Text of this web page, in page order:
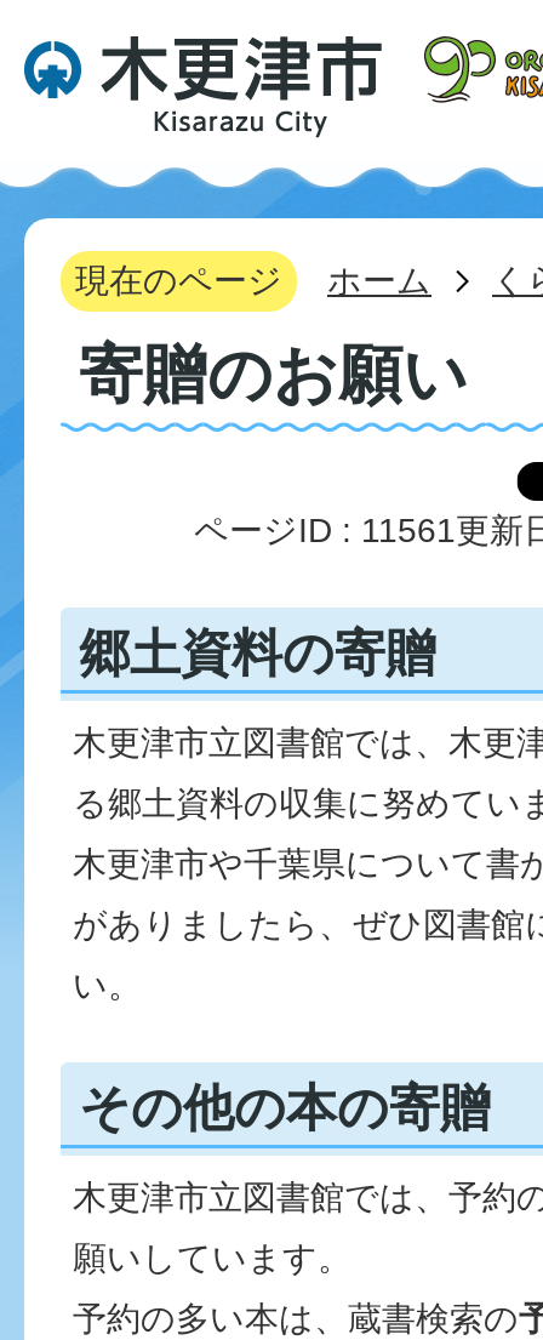
現在のページ ホーム く
寄贈のお願い
ページID : 11561更新
郷土資料の寄贈
木更津市立図書館では、木更
る郷土資料の収集に努めてい
木更津市や千葉県について書
がありましたら、ぜひ図書館
い。
その他の本の寄贈
木更津市立図書館では、予約
願いしています。
予約の多い本は、蔵書検索の